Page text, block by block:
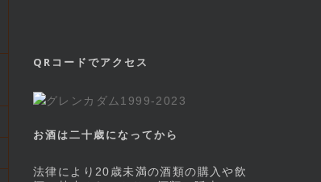
QRコードでアクセス
お酒は二十歳になってから
法律により20歳未満の酒類の購入や飲